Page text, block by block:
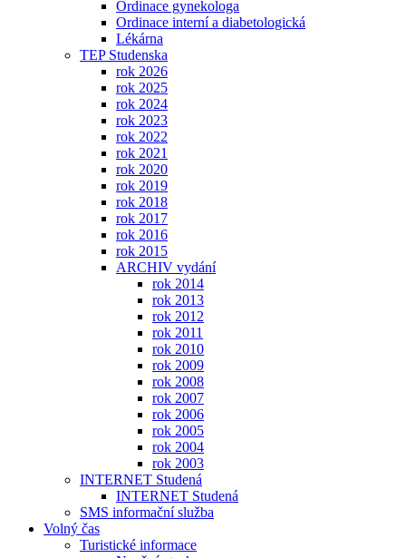
Ordinace gynekologa
Ordinace interní a diabetologická
Lékárna
TEP Studenska
rok 2026
rok 2025
rok 2024
rok 2023
rok 2022
rok 2021
rok 2020
rok 2019
rok 2018
rok 2017
rok 2016
rok 2015
ARCHIV vydání
rok 2014
rok 2013
rok 2012
rok 2011
rok 2010
rok 2009
rok 2008
rok 2007
rok 2006
rok 2005
rok 2004
rok 2003
INTERNET Studená
INTERNET Studená
SMS informační služba
Volný čas
Turistické informace